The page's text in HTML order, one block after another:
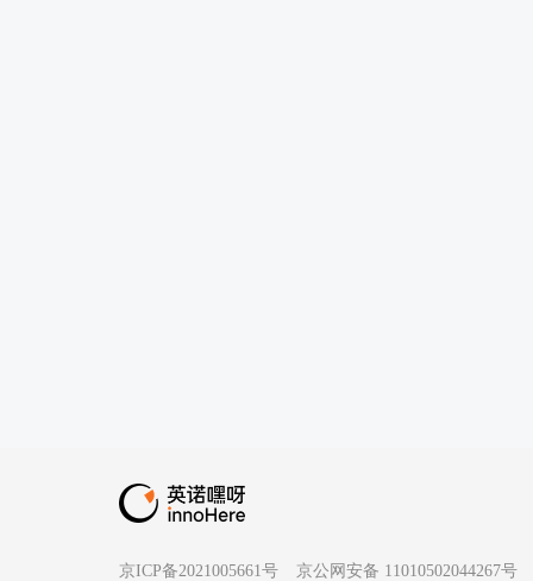
京ICP备2021005661号
京公网安备 11010502044267号